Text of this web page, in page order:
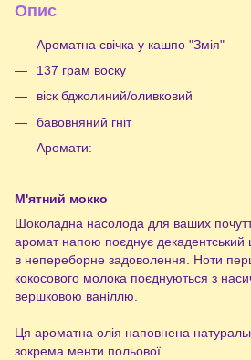
Опис
Ароматна свічка у кашпо "Змія"
137 грам воску
віск бджолиний/оливковий
бавовняний гніт
Аромати:
М'ятний мокко
Шоколадна насолода для ваших
аромат напою поєднує декадентський
в непереборне задоволення. Ноти
кокосового молока поєднуються з
вершковою ваніллю.
Ця ароматна олія наповнена
зокрема менти польової.